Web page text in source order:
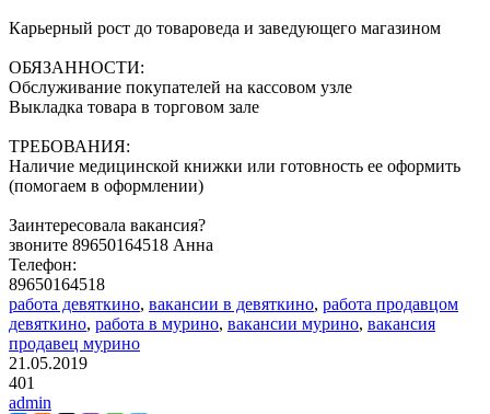
Карьерный рост до товароведа и заведующего магазином
ОБЯЗАННОСТИ:
Обслуживание покупателей на кассовом узле
Выкладка товара в торговом зале
ТРЕБОВАНИЯ:
Наличие медицинской книжки или готовность ее оформить
(помогаем в оформлении)
Заинтересовала вакансия?
звоните 89650164518 Анна
Телефон:
89650164518
работа девяткино, вакансии в девяткино, работа продавцом
девяткино, работа в мурино, вакансии мурино, вакансия
продавец мурино
21.05.2019
401
admin